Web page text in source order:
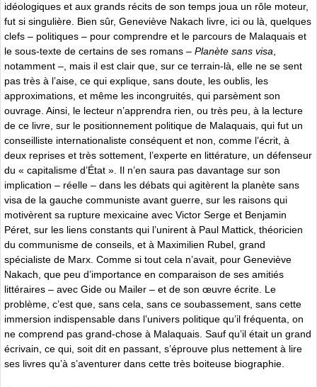
idéologiques et aux grands récits de son temps joua un rôle moteur,
fut si singulière. Bien sûr, Geneviève Nakach livre, ici ou là, quelques
clefs – politiques – pour comprendre et le parcours de Malaquais et
le sous-texte de certains de ses romans – Planète sans visa,
notamment –, mais il est clair que, sur ce terrain-là, elle ne se sent
pas très à l’aise, ce qui explique, sans doute, les oublis, les
approximations, et même les incongruités, qui parsèment son
ouvrage. Ainsi, le lecteur n’apprendra rien, ou très peu, à la lecture
de ce livre, sur le positionnement politique de Malaquais, qui fut un
conseilliste internationaliste conséquent et non, comme l’écrit, à
deux reprises et très sottement, l’experte en littérature, un défenseur
du « capitalisme d’État ». Il n’en saura pas davantage sur son
implication – réelle – dans les débats qui agitèrent la planète sans
visa de la gauche communiste avant guerre, sur les raisons qui
motivèrent sa rupture mexicaine avec Victor Serge et Benjamin
Péret, sur les liens constants qui l’unirent à Paul Mattick, théoricien
du communisme de conseils, et à Maximilien Rubel, grand
spécialiste de Marx. Comme si tout cela n’avait, pour Geneviève
Nakach, que peu d’importance en comparaison de ses amitiés
littéraires – avec Gide ou Mailer – et de son œuvre écrite. Le
problème, c’est que, sans cela, sans ce soubassement, sans cette
immersion indispensable dans l’univers politique qu’il fréquenta, on
ne comprend pas grand-chose à Malaquais. Sauf qu’il était un grand
écrivain, ce qui, soit dit en passant, s’éprouve plus nettement à lire
ses livres qu’à s’aventurer dans cette très boiteuse biographie.